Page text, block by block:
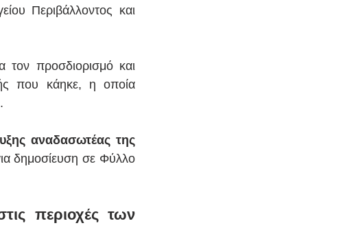
Περιβάλλοντος και
τον προσδιορισμό και
που κάηκε, η οποία
αναδασωτέας της
δημοσίευση σε Φύλλο
περιοχές των